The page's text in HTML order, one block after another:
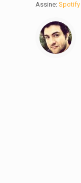
Assine:Spotify